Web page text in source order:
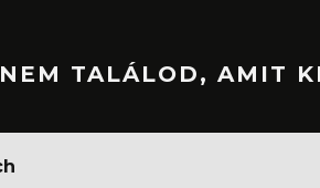
NEM TALÁLOD, AMIT